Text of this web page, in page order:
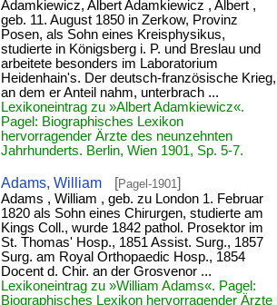
Adamkiewicz, Albert Adamkiewicz , Albert ,
geb. 11. August 1850 in Zerkow, Provinz
Posen, als Sohn eines Kreisphysikus,
studierte in Königsberg i. P. und Breslau und
arbeitete besonders im Laboratorium
Heidenhain's. Der deutsch-französische Krieg,
an dem er Anteil nahm, unterbrach ...
Lexikoneintrag zu »Albert Adamkiewicz«.
Pagel: Biographisches Lexikon
hervorragender Ärzte des neunzehnten
Jahrhunderts. Berlin, Wien 1901, Sp. 5-7.
Adams, William [Pagel-1901]
Adams , William , geb. zu London 1. Februar
1820 als Sohn eines Chirurgen, studierte am
Kings Coll., wurde 1842 pathol. Prosektor im
St. Thomas' Hosp., 1851 Assist. Surg., 1857
Surg. am Royal Orthopaedic Hosp., 1854
Docent d. Chir. an der Grosvenor ...
Lexikoneintrag zu »William Adams«. Pagel:
Biographisches Lexikon hervorragender Ärzte